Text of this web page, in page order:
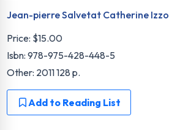
Jean-pierre Salvetat Catherine Izzo
Price: $15.00
Isbn: 978-975-428-448-5
Other: 2011 128 p.
Add to Reading List